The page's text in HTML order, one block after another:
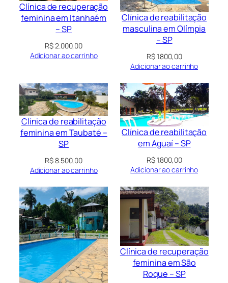
Clínica de recuperação
feminina em Itanhaém
– SP
R$2.000,00
Adicionar ao carrinho
Clínica de reabilitação
masculina em Olímpia
– SP
R$1.800,00
Adicionar ao carrinho
Clínica de reabilitação
feminina em Taubaté –
SP
R$8.500,00
Adicionar ao carrinho
Clínica de reabilitação
em Aguaí – SP
R$1.800,00
Adicionar ao carrinho
Clínica de recuperação
feminina em São
Roque – SP